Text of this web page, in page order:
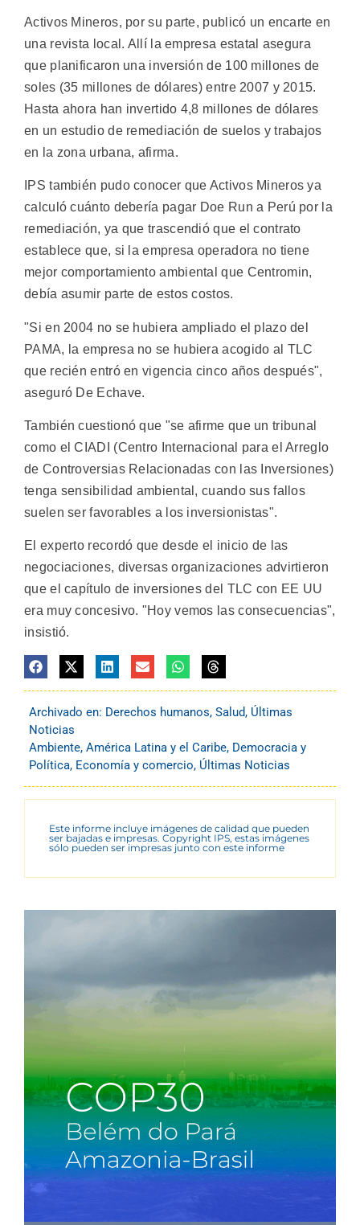
Activos Mineros, por su parte, publicó un encarte en
una revista local. Allí la empresa estatal asegura
que planificaron una inversión de 100 millones de
soles (35 millones de dólares) entre 2007 y 2015.
Hasta ahora han invertido 4,8 millones de dólares
en un estudio de remediación de suelos y trabajos
en la zona urbana, afirma.
IPS también pudo conocer que Activos Mineros ya
calculó cuánto debería pagar Doe Run a Perú por la
remediación, ya que trascendió que el contrato
establece que, si la empresa operadora no tiene
mejor comportamiento ambiental que Centromin,
debía asumir parte de estos costos.
"Si en 2004 no se hubiera ampliado el plazo del
PAMA, la empresa no se hubiera acogido al TLC
que recién entró en vigencia cinco años después",
aseguró De Echave.
También cuestionó que "se afirme que un tribunal
como el CIADI (Centro Internacional para el Arreglo
de Controversias Relacionadas con las Inversiones)
tenga sensibilidad ambiental, cuando sus fallos
suelen ser favorables a los inversionistas".
El experto recordó que desde el inicio de las
negociaciones, diversas organizaciones advirtieron
que el capítulo de inversiones del TLC con EE UU
era muy concesivo. "Hoy vemos las consecuencias",
insistió.
Archivado en: Derechos humanos, Salud, Últimas
Noticias
Ambiente, América Latina y el Caribe, Democracia y
Política, Economía y comercio, Últimas Noticias
Este informe incluye imágenes de calidad que pueden
ser bajadas e impresas. Copyright IPS, estas imágenes
sólo pueden ser impresas junto con este informe